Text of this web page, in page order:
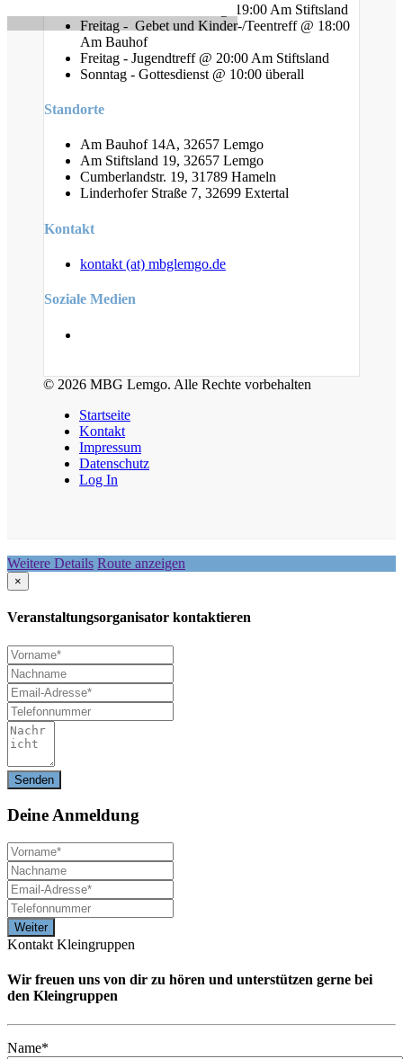
Mittwoch - Bibelstunde @ 19:00 Am Stiftsland
Freitag - Gebet und Kinder-/Teentreff @ 18:00
Am Bauhof
Freitag - Jugendtreff @ 20:00 Am Stiftsland
Sonntag - Gottesdienst @ 10:00 überall
Standorte
Am Bauhof 14A, 32657 Lemgo
Am Stiftsland 19, 32657 Lemgo
Cumberlandstr. 19, 31789 Hameln
Linderhofer Straße 7, 32699 Extertal
Kontakt
kontakt (at) mbglemgo.de
Soziale Medien
© 2026 MBG Lemgo. Alle Rechte vorbehalten
Startseite
Kontakt
Impressum
Datenschutz
Log In
Weitere Details Route anzeigen
×
Veranstaltungsorganisator kontaktieren
DeineAnmeldung
Kontakt Kleingruppen
Wir freuen uns von dir zu hören und unterstützen gerne bei
den Kleingruppen
Name*